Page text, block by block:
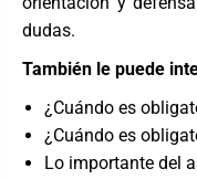
dudas.
También le puede
¿Cuándo es
¿Cuándo es
Lo importante del